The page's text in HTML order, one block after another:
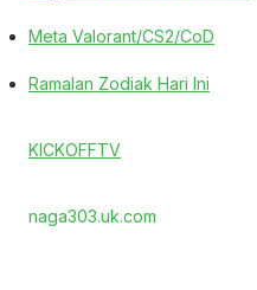
Meta Valorant/CS2/CoD
Ramalan Zodiak Hari Ini
KICKOFFTV
naga303.uk.com